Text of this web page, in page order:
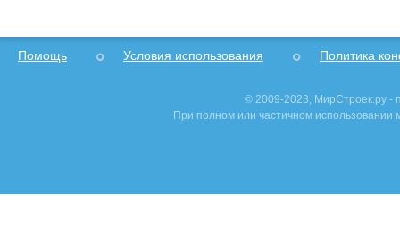
Помощь Условия использования Политика
© 2009-2023, МирСтроек.ру -
При полном или частичном использовании